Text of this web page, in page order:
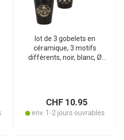
lot de 3 gobelets en
céramique, 3 motifs
différents, noir, blanc, Ø
CHF 10.95
env. 1-2 jours ouvrables